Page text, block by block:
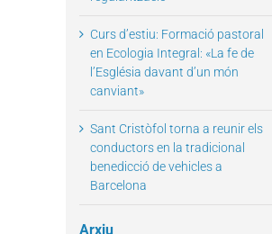
Curs d’estiu: Formació pastoral
en Ecologia Integral: «La fe de
l’Església davant d’un món
canviant»
Sant Cristòfol torna a reunir els
conductors en la tradicional
benedicció de vehicles a
Barcelona
Arxiu